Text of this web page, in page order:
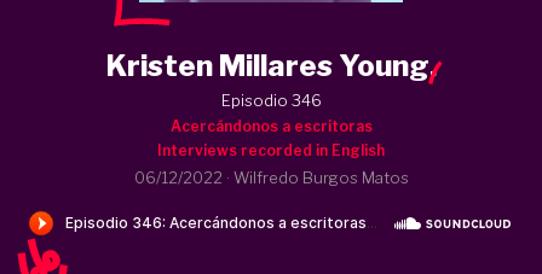
Kristen Millares Young.
Episodio 346
Acercándonos a escritoras
Interviews recorded in English
06/12/2022 · Wilfredo Burgos Matos